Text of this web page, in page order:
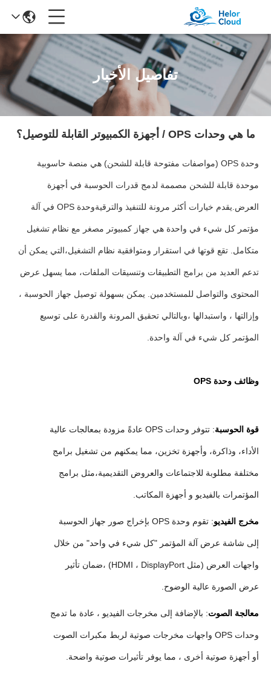
تفاصيل الأخبار
ما هي وحدات OPS / أجهزة الكمبيوتر القابلة للتوصيل؟
وحدة OPS (مواصفات مفتوحة قابلة للشحن) هي منصة حاسوبية
موحدة قابلة للشحن مصممة لدمج قدرات الحوسبة في أجهزة
العرض.يقدم خيارات أكثر مرونة للتنفيذ والترقيةوحدة OPS في آلة
مؤتمر كل شيء في واحدة هي جهاز كمبيوتر مصغر مع نظام تشغيل
متكامل. تقع قوتها في استقرار ومتوافقية نظام التشغيل،التي يمكن أن
تدعم العديد من برامج التطبيقات وتنسيقات الملفات، مما يسهل عرض
المحتوى والتواصل للمستخدمين. يمكن بسهولة توصيل جهاز الحوسبة ،
وإزالتها ، واستبدالها ،وبالتالي تحقيق المرونة والقدرة على توسيع
المؤتمر كل شيء في آلة واحدة.
وظائف وحدة OPS
قوة الحوسبة : تتوفر وحدات OPS عادةً مزودة بمعالجات عالية
الأداء، وذاكرة، وأجهزة تخزين، مما يمكنهم من تشغيل برامج
مختلفة مطلوبة للاجتماعات والعروض التقديمية،مثل برامج
المؤتمرات بالفيديو و أجهزة المكاتب.
مخرج الفيديو : تقوم وحدة OPS بإخراج صور جهاز الحوسبة
إلى شاشة عرض آلة المؤتمر "كل شيء في واحد" من خلال
واجهات العرض (مثل HDMI ، DisplayPort) ،ضمان تأثير
عرض الصورة عالية الوضوح.
معالجة الصوت: بالإضافة إلى مخرجات الفيديو ، عادة ما تدمج
وحدات OPS واجهات مخرجات صوتية لربط مكبرات الصوت
أو أجهزة صوتية أخرى ، مما يوفر تأثيرات صوتية واضحة.